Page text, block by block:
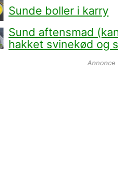
Sunde boller i karry
Sund aftensmad
hakket svinekød og
Annonce